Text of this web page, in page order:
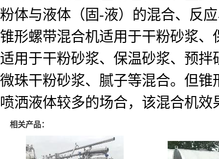
粉体与液体（固-液）的混合、反
锥形螺带混合机适用于干粉砂浆
适用于干粉砂浆、保温砂浆、预
微珠干粉砂浆、腻子等混合。但
喷洒液体较多的场合，该混合机
相关产品：